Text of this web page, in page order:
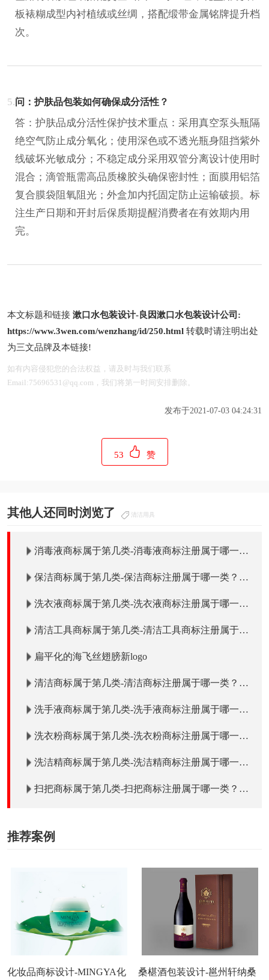
板裱糊成型内衬植绒或丝绸，搭配缎带金属铭牌提升档
次。
5.问：护肤品包装如何确保成分活性？
答：护肤品成分活性保护技术重点：采用真空泵头瓶隔
绝空气防止成分氧化；使用深色或不透光瓶身阻挡紫外
线破坏光敏成分；不稳定成分采用双管分离设计使用时
混合；滴管瓶需高品质橡胶头确保密封性；面膜用铝箔
复合膜袋阻氧阻光；外盒加内托固定防止运输破损。标
注生产日期和开封后保质期提醒消费者在有效期内用
完。
本文标题和链接 漱口水包装设计-良因漱口水包装设计公司:
https://www.3wen.com/wenzhang/id/250.html 转载时请注明出处
为三文品牌及本链接!
如有内容侵犯您的合法权益，请及时与我们联系
Email:75696531@qq.com，我们将第一时间安排删除。
发布于2021-07-03 04:24:31
53 赞
其他人还同时浏览了 清洁用具
消毒液商标属于第几类-消毒液商标注册属于哪一
保洁商标属于第几类-保洁商标注册属于哪一类？
洗衣液商标属于第几类-洗衣液商标注册属于哪一
清洁工具商标属于第几类-清洁工具商标注册属于哪
扁平化的海飞丝翅膀新logo
清洁商标属于第几类-清洁商标注册属于哪一类？
洗手液商标属于第几类-洗手液商标注册属于哪一
洗衣粉商标属于第几类-洗衣粉商标注册属于哪一
洗洁精商标属于第几类-洗洁精商标注册属于哪一
扫把商标属于第几类-扫把商标注册属于哪一类？
推荐案例
化妆品商标设计-MINGYA化
桑椹酒包装设计-邕州轩纳桑